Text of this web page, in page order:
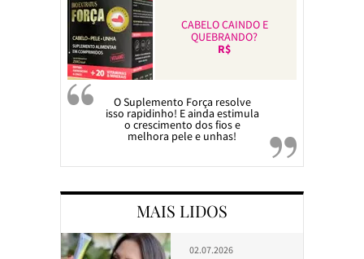
CABELO CAINDO E
QUEBRANDO?
R$
O Suplemento Força resolve
isso rapidinho! E ainda estimula
o crescimento dos fios e
melhora pele e unhas!
MAIS LIDOS
02.07.2026